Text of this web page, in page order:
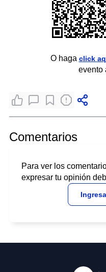
O haga click
evento
Comentarios
Para ver los
expresar tu opinión